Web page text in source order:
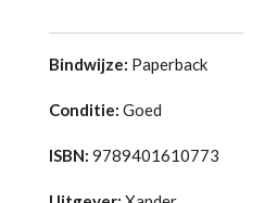
Bindwijze: Paperback
Conditie: Goed
ISBN: 9789401610773